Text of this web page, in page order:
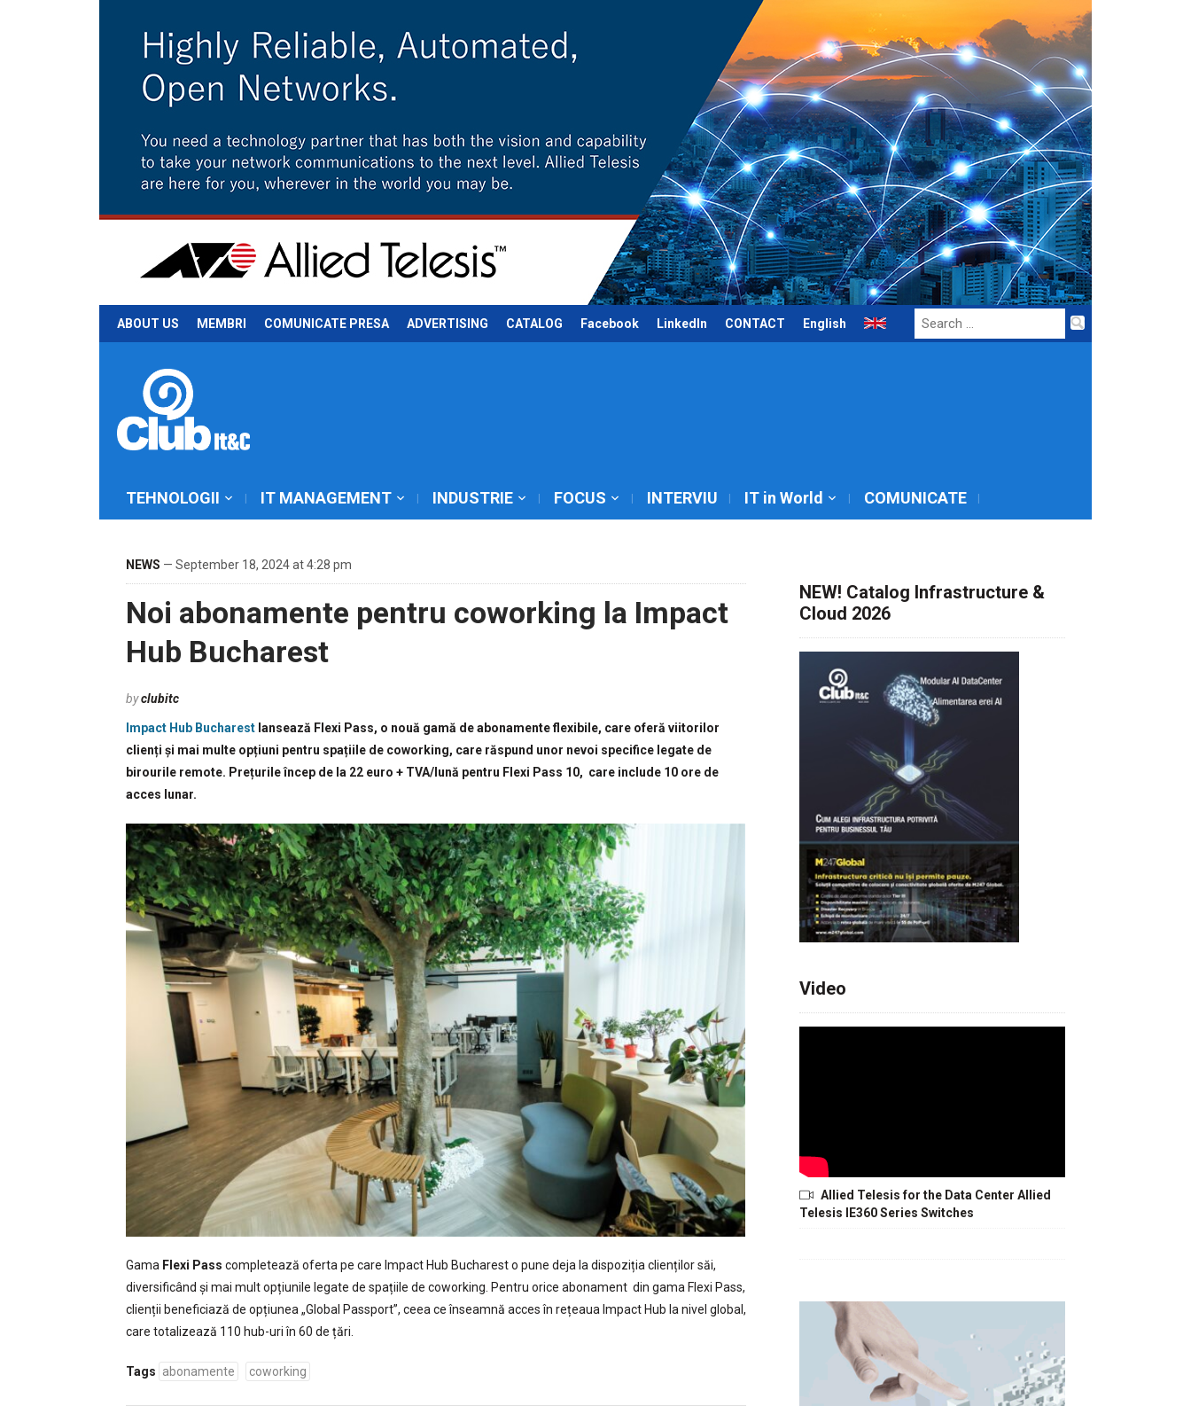
ABOUT US MEMBRI COMUNICATE PRESA ADVERTISING CATALOG Facebook LinkedIn CONTACT English
Search
for:
TEHNOLOGII IT MANAGEMENT INDUSTRIE FOCUS INTERVIU IT in World COMUNICATE
NEWS — September 18, 2024 at 4:28 pm
Noi abonamente pentru coworking la Impact
Hub Bucharest
byclubitc
Impact Hub Bucharest lansează Flexi Pass, o nouă gamă de abonamente flexibile, care oferă viitorilor
clienți și mai multe opțiuni pentru spațiile de coworking, care răspund unor nevoi specifice legate de
birourile remote. Prețurile încep de la 22 euro + TVA/lună pentru Flexi Pass 10, care include 10 ore de
acces lunar.
Gama Flexi Pass completează oferta pe care Impact Hub Bucharest o pune deja la dispoziția clienților săi,
diversificând și mai mult opțiunile legate de spațiile de coworking. Pentru orice abonament din gama Flexi Pass,
clienții beneficiază de opțiunea „Global Passport”, ceea ce înseamnă acces în rețeaua Impact Hub la nivel global,
care totalizează 110 hub-uri în 60 de țări.
Tags abonamente coworking
NEW! Catalog Infrastructure &
Cloud 2026
Video
Allied Telesis for the Data Center Allied
Telesis IE360 Series Switches